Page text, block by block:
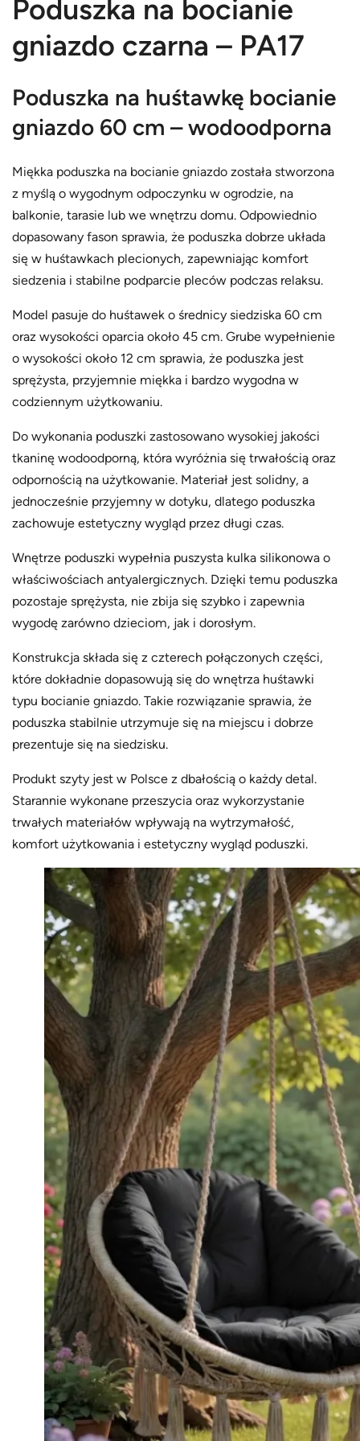
.
0
0
z
a
n
a
b
c
a
n
i
e
g
n
o
z
a
r
n
a
P
A
1
7
Poduszka na bocianie
gniazdo czarna – PA17
Poduszka na huśtawkę bocianie
gniazdo 60 cm – wodoodporna
Miękka poduszka na bocianie gniazdo została stworzona
z myślą o wygodnym odpoczynku w ogrodzie, na
balkonie, tarasie lub we wnętrzu domu. Odpowiednio
dopasowany fason sprawia, że poduszka dobrze układa
się w huśtawkach plecionych, zapewniając komfort
siedzenia i stabilne podparcie pleców podczas relaksu.
Model pasuje do huśtawek o średnicy siedziska 60 cm
oraz wysokości oparcia około 45 cm. Grube wypełnienie
o wysokości około 12 cm sprawia, że poduszka jest
sprężysta, przyjemnie miękka i bardzo wygodna w
codziennym użytkowaniu.
Do wykonania poduszki zastosowano wysokiej jakości
tkaninę wodoodporną, która wyróżnia się trwałością oraz
odpornością na użytkowanie. Materiał jest solidny, a
jednocześnie przyjemny w dotyku, dlatego poduszka
zachowuje estetyczny wygląd przez długi czas.
Wnętrze poduszki wypełnia puszysta kulka silikonowa o
właściwościach antyalergicznych. Dzięki temu poduszka
pozostaje sprężysta, nie zbija się szybko i zapewnia
wygodę zarówno dzieciom, jak i dorosłym.
Konstrukcja składa się z czterech połączonych części,
które dokładnie dopasowują się do wnętrza huśtawki
typu bocianie gniazdo. Takie rozwiązanie sprawia, że
poduszka stabilnie utrzymuje się na miejscu i dobrze
prezentuje się na siedzisku.
Produkt szyty jest w Polsce z dbałością o każdy detal.
Starannie wykonane przeszycia oraz wykorzystanie
trwałych materiałów wpływają na wytrzymałość,
komfort użytkowania i estetyczny wygląd poduszki.